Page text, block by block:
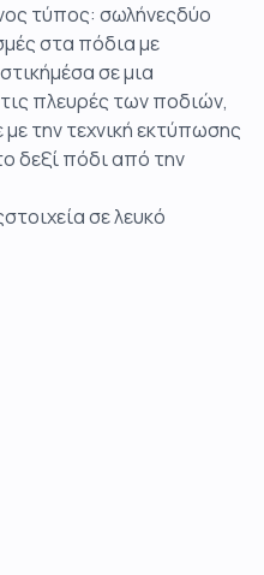
τύπος: σωλήνεςδύο
στα πόδια με
σε μια
πλευρές των ποδιών,
την τεχνική εκτύπωσης
δεξί πόδι από την
σε λευκό